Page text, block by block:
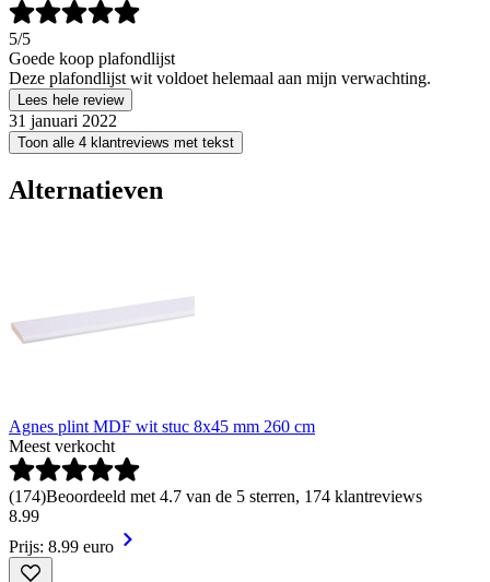
5/5
Goede koop plafondlijst
Deze plafondlijst wit voldoet helemaal aan mijn verwachting.
Lees hele review
31 januari 2022
Toon alle 4 klantreviews met tekst
Alternatieven
Agnes plint MDF wit stuc 8x45 mm 260 cm
Meest verkocht
(174)Beoordeeld met 4.7 van de 5 sterren, 174 klantreviews
8.99
Prijs: 8.99 euro